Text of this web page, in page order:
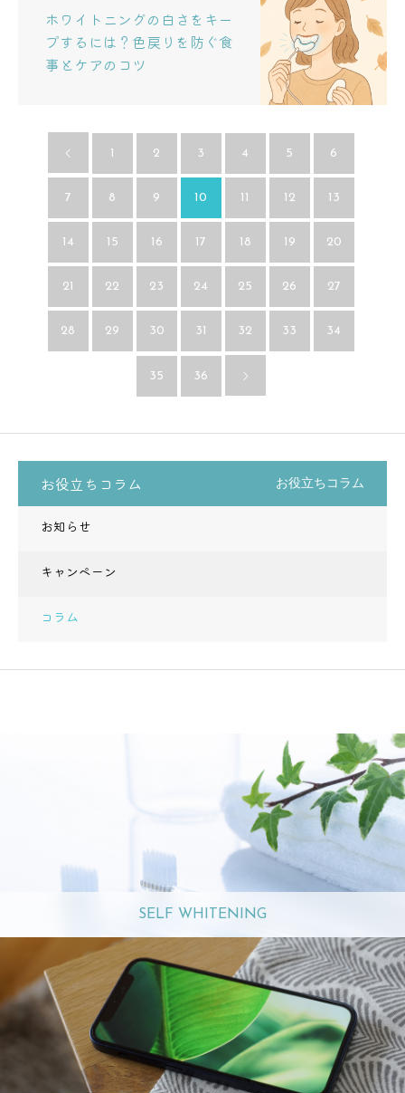
ホワイトニングの白さをキー
プするには？色戻りを防ぐ食
事とケアのコツ
1 2 3 4 5 6
7 8 9 10 11 12 13
14 15 16 17 18 19 20
21 22 23 24 25 26 27
28 29 30 31 32 33 34
35 36
お役立ちコラム お役立ちコラム
お知らせ
キャンペーン
コラム
SELF WHITENING